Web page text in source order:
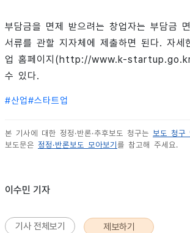
부담금을 면제 받으려는 창업자는 부담금
서류를 관할 지자체에 제출하면 된다. 자세
업 홈페이지(http://www.k-
수 있다.
#산업#스타트업
본 기사에 대한 정정·반론·추후보도 청구는 보도 청구
보도문은 정정·반론보도 모아보기를 참고해 주세요.
이수민 기자
기사 전체보기 제보하기